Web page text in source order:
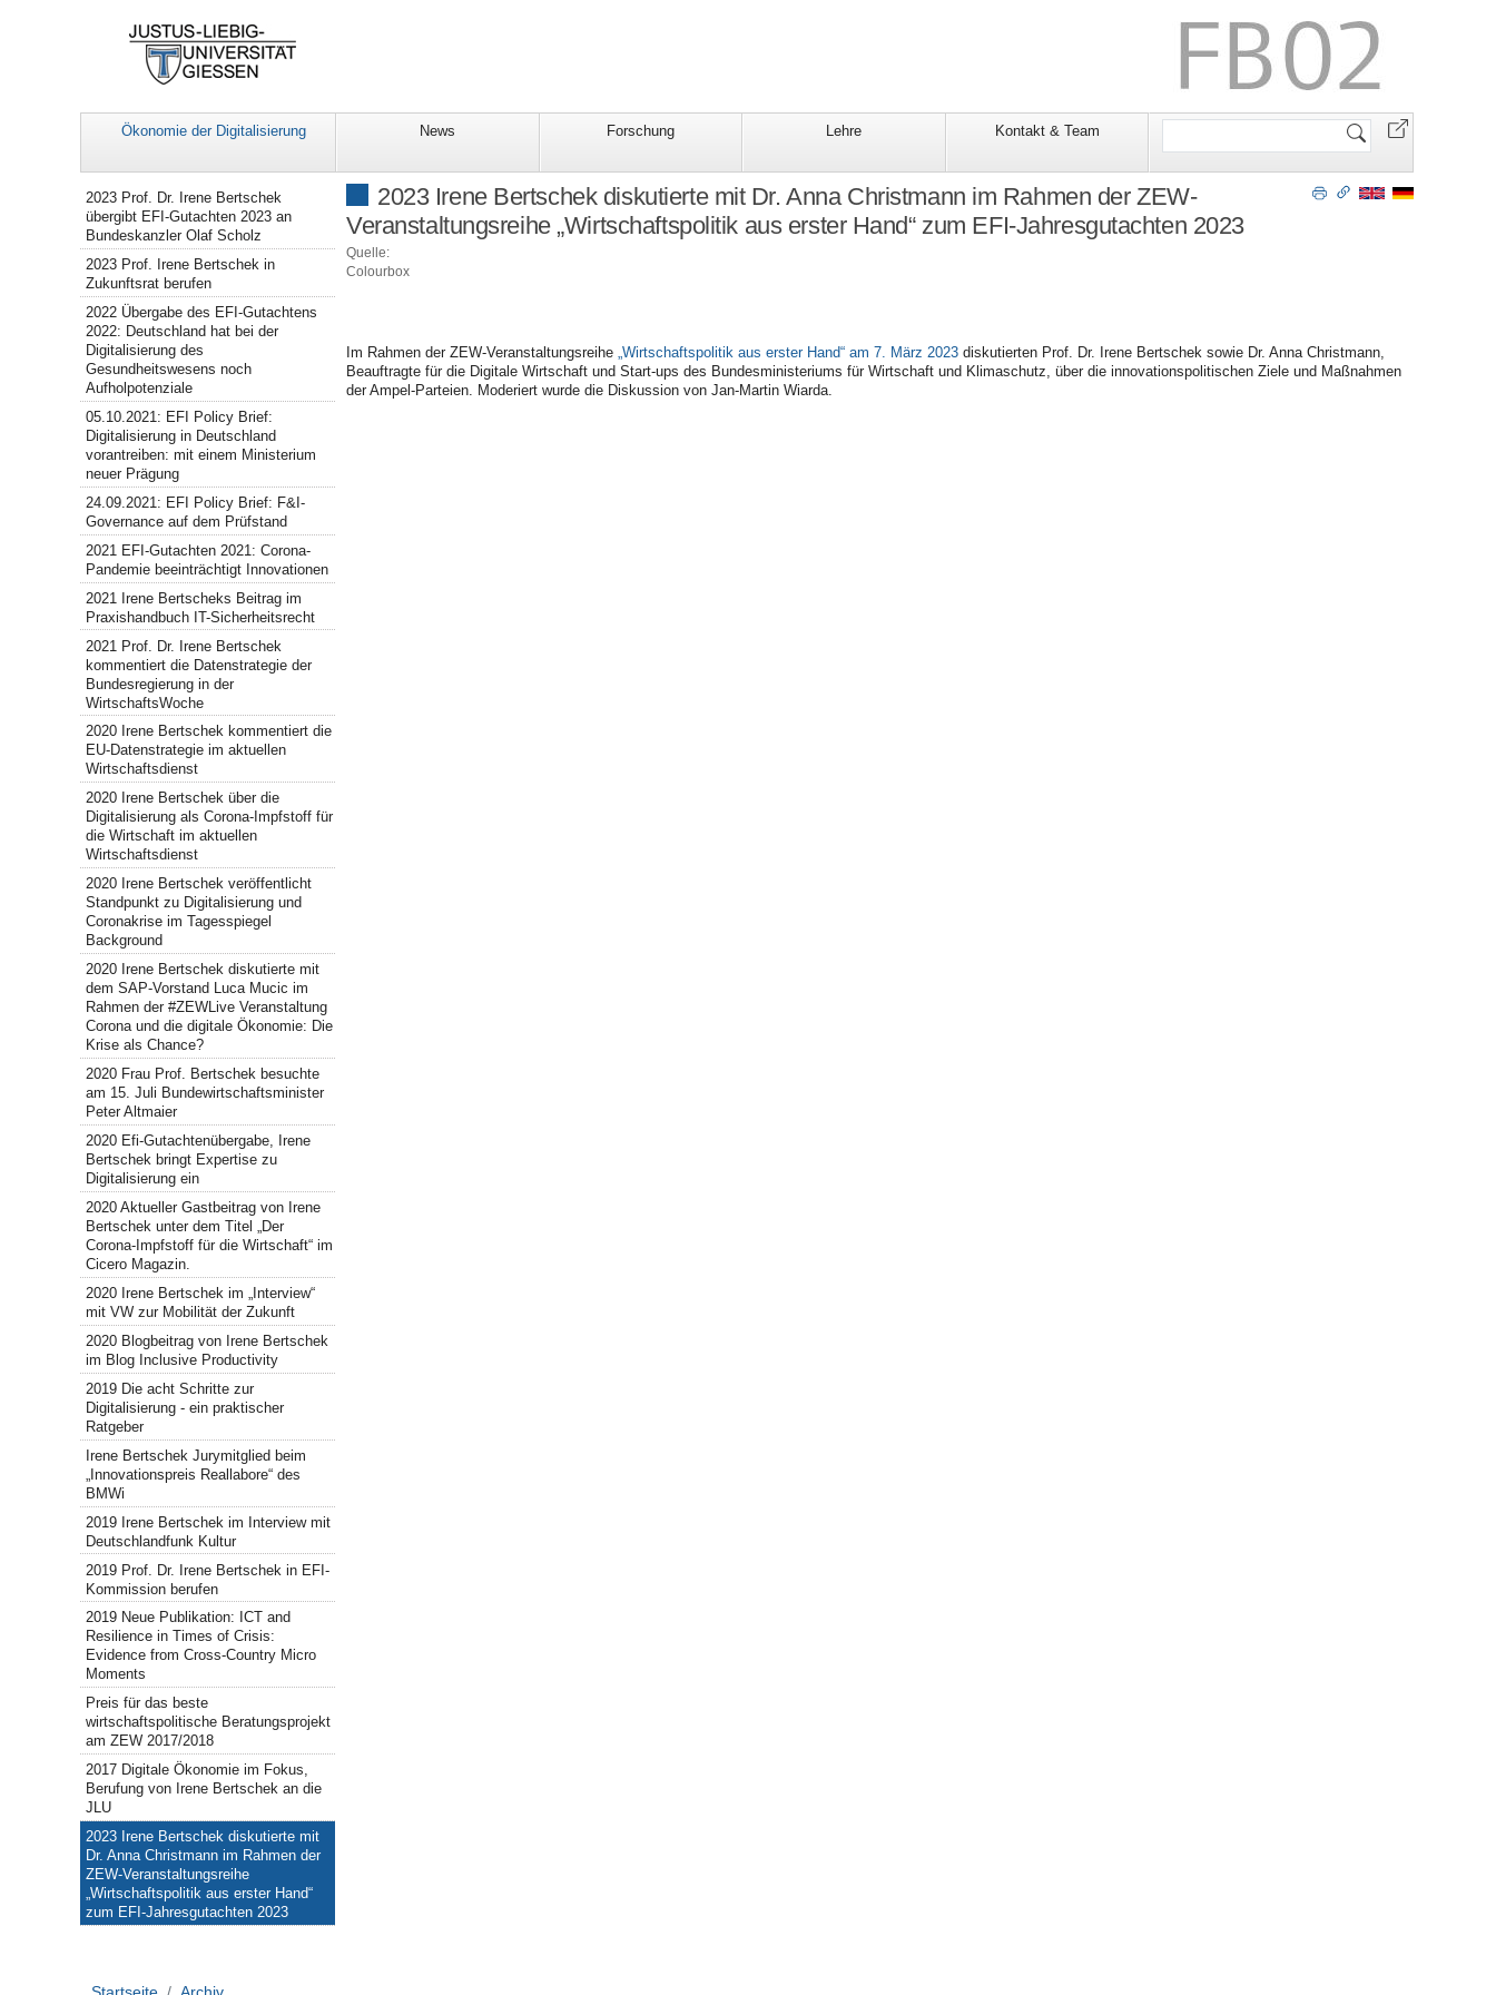
Ökonomie der Digitalisierung News Forschung Lehre Kontakt & Team
Website
2023 Irene Bertschek diskutierte mit Dr. Anna Christmann im Rahmen der ZEW-
Veranstaltungsreihe „Wirtschaftspolitik aus erster Hand“ zum EFI-Jahresgutachten 2023
Quelle:
Colourbox
Im Rahmen der ZEW-Veranstaltungsreihe „Wirtschaftspolitik aus erster Hand“ am 7. März 2023 diskutierten Prof. Dr. Irene Bertschek sowie Dr. Anna Christmann,
Beauftragte für die Digitale Wirtschaft und Start-ups des Bundesministeriums für Wirtschaft und Klimaschutz, über die innovationspolitischen Ziele und Maßnahmen
der Ampel-Parteien. Moderiert wurde die Diskussion von Jan-Martin Wiarda.
Navigation
2023 Prof. Dr. Irene Bertschek
übergibt EFI-Gutachten 2023 an
Bundeskanzler Olaf Scholz
2023 Prof. Irene Bertschek in
Zukunftsrat berufen
2022 Übergabe des EFI-Gutachtens
2022: Deutschland hat bei der
Digitalisierung des
Gesundheitswesens noch
Aufholpotenziale
05.10.2021: EFI Policy Brief:
Digitalisierung in Deutschland
vorantreiben: mit einem Ministerium
neuer Prägung
24.09.2021: EFI Policy Brief: F&I-
Governance auf dem Prüfstand
2021 EFI-Gutachten 2021: Corona-
Pandemie beeinträchtigt Innovationen
2021 Irene Bertscheks Beitrag im
Praxishandbuch IT-Sicherheitsrecht
2021 Prof. Dr. Irene Bertschek
kommentiert die Datenstrategie der
Bundesregierung in der
WirtschaftsWoche
2020 Irene Bertschek kommentiert die
EU-Datenstrategie im aktuellen
Wirtschaftsdienst
2020 Irene Bertschek über die
Digitalisierung als Corona-Impfstoff für
die Wirtschaft im aktuellen
Wirtschaftsdienst
2020 Irene Bertschek veröffentlicht
Standpunkt zu Digitalisierung und
Coronakrise im Tagesspiegel
Background
2020 Irene Bertschek diskutierte mit
dem SAP-Vorstand Luca Mucic im
Rahmen der #ZEWLive Veranstaltung
Corona und die digitale Ökonomie: Die
Krise als Chance?
2020 Frau Prof. Bertschek besuchte
am 15. Juli Bundewirtschaftsminister
Peter Altmaier
2020 Efi-Gutachtenübergabe, Irene
Bertschek bringt Expertise zu
Digitalisierung ein
2020 Aktueller Gastbeitrag von Irene
Bertschek unter dem Titel „Der
Corona-Impfstoff für die Wirtschaft“ im
Cicero Magazin.
2020 Irene Bertschek im „Interview“
mit VW zur Mobilität der Zukunft
2020 Blogbeitrag von Irene Bertschek
im Blog Inclusive Productivity
2019 Die acht Schritte zur
Digitalisierung - ein praktischer
Ratgeber
Irene Bertschek Jurymitglied beim
„Innovationspreis Reallabore“ des
BMWi
2019 Irene Bertschek im Interview mit
Deutschlandfunk Kultur
2019 Prof. Dr. Irene Bertschek in EFI-
Kommission berufen
2019 Neue Publikation: ICT and
Resilience in Times of Crisis:
Evidence from Cross-Country Micro
Moments
Preis für das beste
wirtschaftspolitische Beratungsprojekt
am ZEW 2017/2018
2017 Digitale Ökonomie im Fokus,
Berufung von Irene Bertschek an die
JLU
2023 Irene Bertschek diskutierte mit
Dr. Anna Christmann im Rahmen der
ZEW-Veranstaltungsreihe
„Wirtschaftspolitik aus erster Hand“
zum EFI-Jahresgutachten 2023